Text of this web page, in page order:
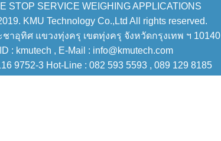
STOP SERVICE WEIGHING APPLICATIONS
KMU Technology Co.,Ltd All rights reserved.
าอุทิศ แขวงทุ่งครุ เขตทุ่งครุ จังหวัดกรุงเทพ ฯ 10140
: kmutech , E-Mail : info@kmutech.com
9752-3 Hot-Line : 082 593 5593 , 089 129 8185